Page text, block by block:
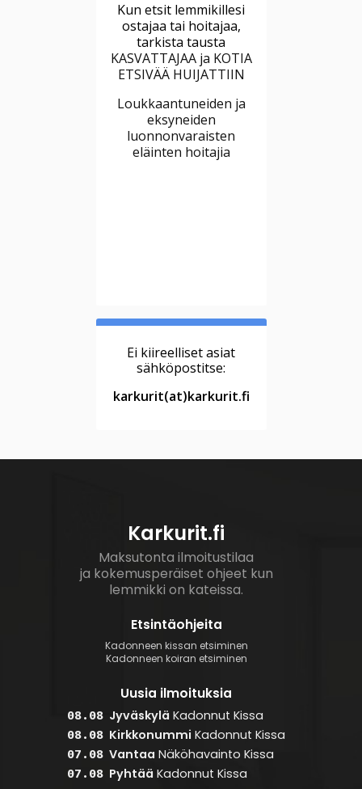
Kun etsit lemmikillesi
ostajaa tai hoitajaa,
tarkista tausta
KASVATTAJAA ja KOTIA
ETSIVÄÄ HUIJATTIIN
Loukkaantuneiden ja
eksyneiden
luonnonvaraisten
eläinten hoitajia
Ei kiireelliset asiat
sähköpostitse:
karkurit(at)karkurit.fi
Karkurit.fi
Maksutonta ilmoitustilaa
ja kokemusperäiset ohjeet kun
lemmikki on kateissa.
Etsintäohjeita
Kadonneen kissan etsiminen
Kadonneen koiran etsiminen
Uusia ilmoituksia
08.08 Jyväskylä Kadonnut Kissa
08.08 Kirkkonummi Kadonnut Kissa
07.08 Vantaa Näköhavainto Kissa
07.08 Pyhtää Kadonnut Kissa